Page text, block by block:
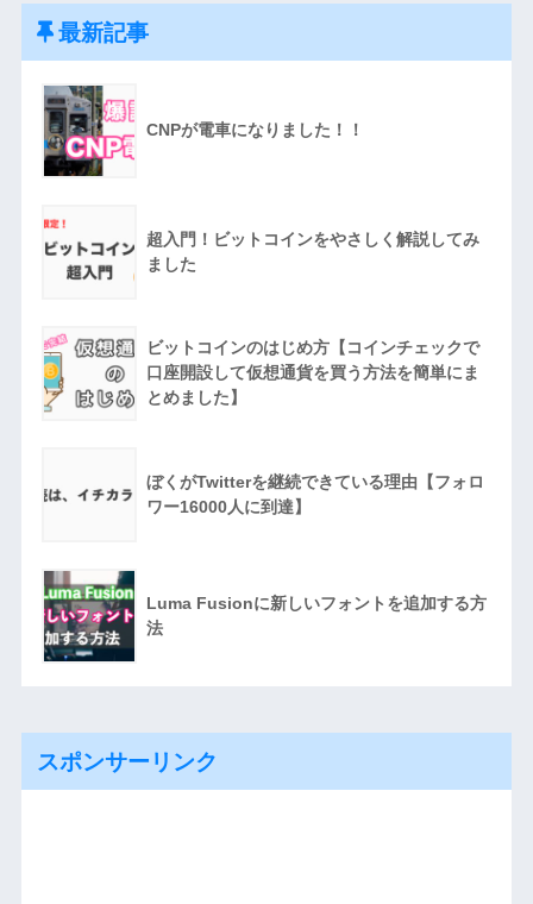
最新記事
CNPが電車になりました！！
超入門！ビットコインをやさしく解説してみ
ました
ビットコインのはじめ方【コインチェックで
口座開設して仮想通貨を買う方法を簡単にま
とめました】
ぼくがTwitterを継続できている理由【フォロ
ワー16000人に到達】
Luma Fusionに新しいフォントを追加する方
法
スポンサーリンク